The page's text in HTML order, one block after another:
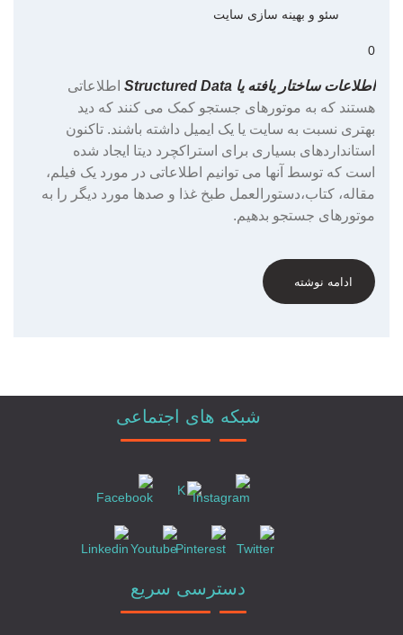
سئو و بهینه سازی سایت
0
اطلاعات ساختار یافته یا Structured Data
اطلاعاتی
هستند که به موتورهای جستجو کمک می کنند که دید
بهتری نسبت به سایت یا یک ایمیل داشته باشند. تاکنون
استانداردهای بسیاری برای استراکچرد دیتا ایجاد شده
است که توسط آنها می توانیم اطلاعاتی در مورد یک فیلم،
مقاله، کتاب،دستورالعمل طبخ غذا و صدها مورد دیگر را به
موتورهای جستجو بدهیم.
ادامه نوشته
شبکه های اجتماعی
دسترسی سریع